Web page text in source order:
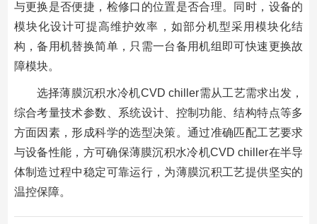
与更换是否便捷，检修口的位置是否合理。同时，设备的
模块化设计可提高维护效率，如部分机型采用模块化结
构，备用机替换简单，只需一台备用机组即可快速更换故
障模块。
选择薄膜沉积水冷机CVD chiller需从工艺需求出发，
综合考量技术参数、系统设计、控制功能、结构特点等多
方面因素，形成科学的选型决策。通过准确匹配工艺要求
与设备性能，方可确保薄膜沉积水冷机CVD chiller在半导
体制造过程中稳定可靠运行，为薄膜沉积工艺提供坚实的
温控保障。